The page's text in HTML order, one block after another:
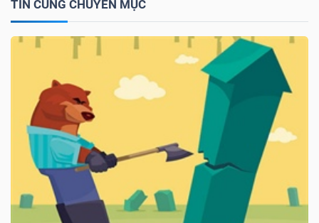
TIN CÙNG CHUYÊN MỤC
viết
giả
(-)
Báo
cáo
phân